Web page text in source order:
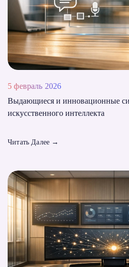
5 февраль 2026
Выдающиеся и инновационные
искусственного интеллекта
Читать Далее →